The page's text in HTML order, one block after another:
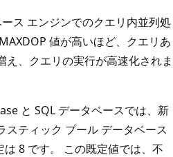
ス エンジンでのクエリ内並列処
値が高いほど、クエリあ
え、クエリの実行が高速化されま
と SQL データベースでは、新
スティック プール データベース
8 です。 この既定値では、不